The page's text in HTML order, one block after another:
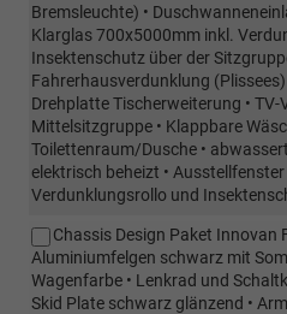
Bremsleuchte) •
Klarglas 700x5000mm inkl.
Insektenschutz über der
Fahrerhausverdunklung
Drehplatte Tischerweiterung •
Mittelsitzgruppe • Klappbare
Toilettenraum/Dusche •
elektrisch beheizt •
Verdunklungsrollo und
Chassis Design Paket Innovan
Aluminiumfelgen schwarz mit
Wagenfarbe • Lenkrad und
Skid Plate schwarz glänzend •